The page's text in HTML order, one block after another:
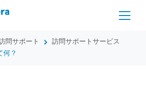
問サポート
訪問サポートサービス
何？